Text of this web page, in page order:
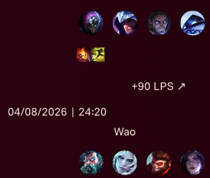
+90 LPS ↗
04/08/2026 | 24:20
Wao